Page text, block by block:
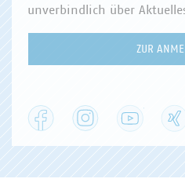
unverbindlich über
ZUR
Facebook Instagram YouTube